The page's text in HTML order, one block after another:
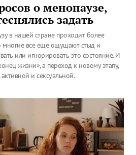
о менопаузе,
задать
в нашей стране проходит более
все еще ощущают стыд и
или игнорировать это состояние. И
жизни», а переход к новому этапу,
и сексуальной.